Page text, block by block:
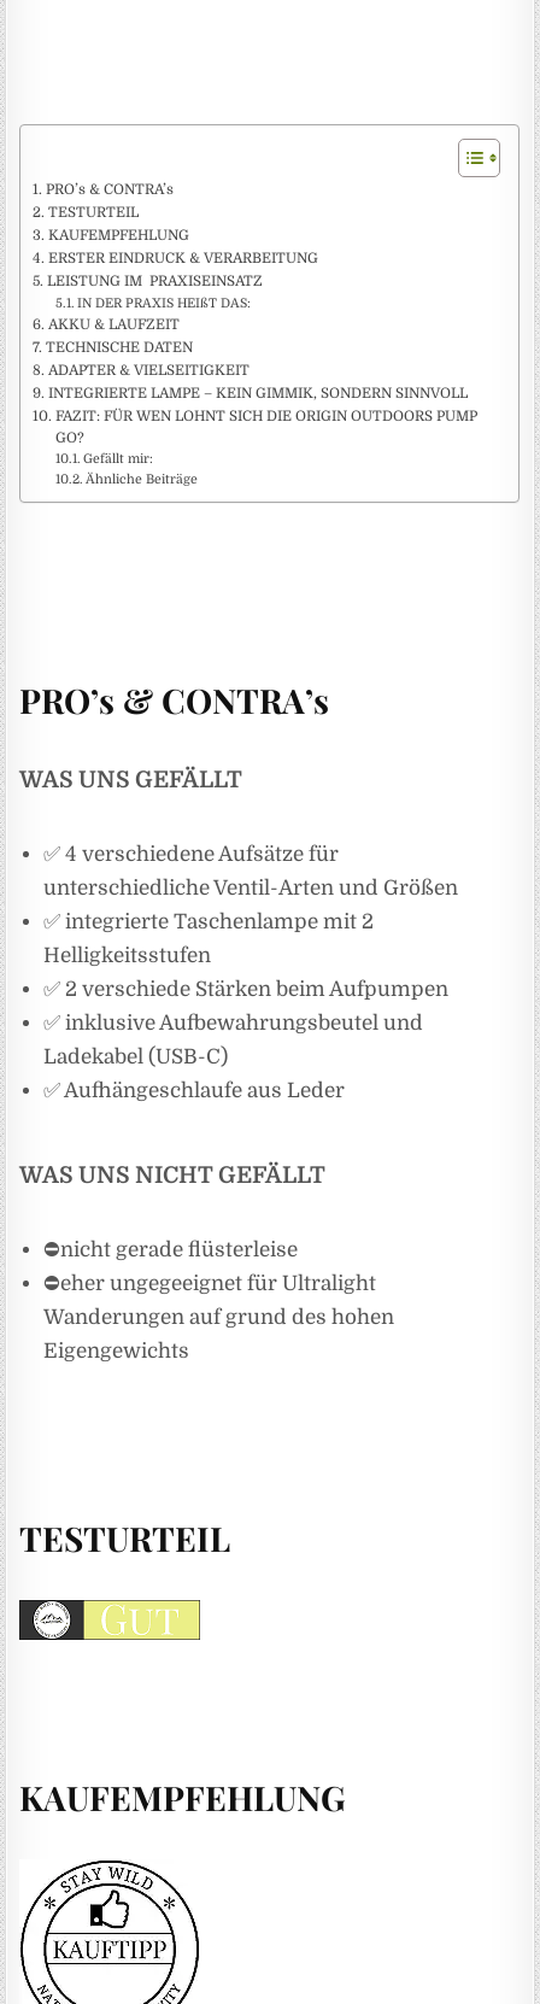
PRO’s & CONTRA’s
TESTURTEIL
KAUFEMPFEHLUNG
ERSTER EINDRUCK & VERARBEITUNG
LEISTUNG IM PRAXISEINSATZ
IN DER PRAXIS HEIßT DAS:
AKKU & LAUFZEIT
TECHNISCHE DATEN
ADAPTER & VIELSEITIGKEIT
INTEGRIERTE LAMPE – KEIN GIMMIK, SONDERN SINNVOLL
FAZIT: FÜR WEN LOHNT SICH DIE ORIGIN OUTDOORS PUMP
GO?
Gefällt mir:
Ähnliche Beiträge
PRO’s & CONTRA’s
WAS UNS GEFÄLLT
✅ 4 verschiedene Aufsätze für
unterschiedliche Ventil-Arten und Größen
✅ integrierte Taschenlampe mit 2
Helligkeitsstufen
✅ 2 verschiede Stärken beim Aufpumpen
✅ inklusive Aufbewahrungsbeutel und
Ladekabel (USB-C)
✅ Aufhängeschlaufe aus Leder
WAS UNS NICHT GEFÄLLT
⛔️nicht gerade flüsterleise
⛔️eher ungegeeignet für Ultralight
Wanderungen auf grund des hohen
Eigengewichts
TESTURTEIL
KAUFEMPFEHLUNG